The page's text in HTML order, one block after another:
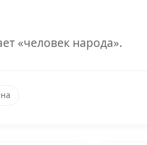
«человек народа».